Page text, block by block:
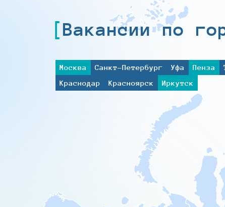
Вакансии по
Москва Санкт-Петербург Уфа Пенза
Краснодар
Красноярск Иркутск